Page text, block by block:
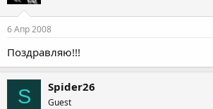
6 Апр 2008
Поздравляю!!!
S Spider26
Guest